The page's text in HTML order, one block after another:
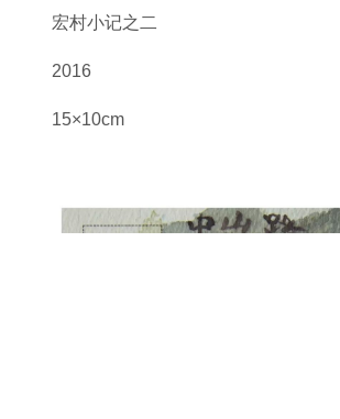
宏村小记之二
2016
15×10cm